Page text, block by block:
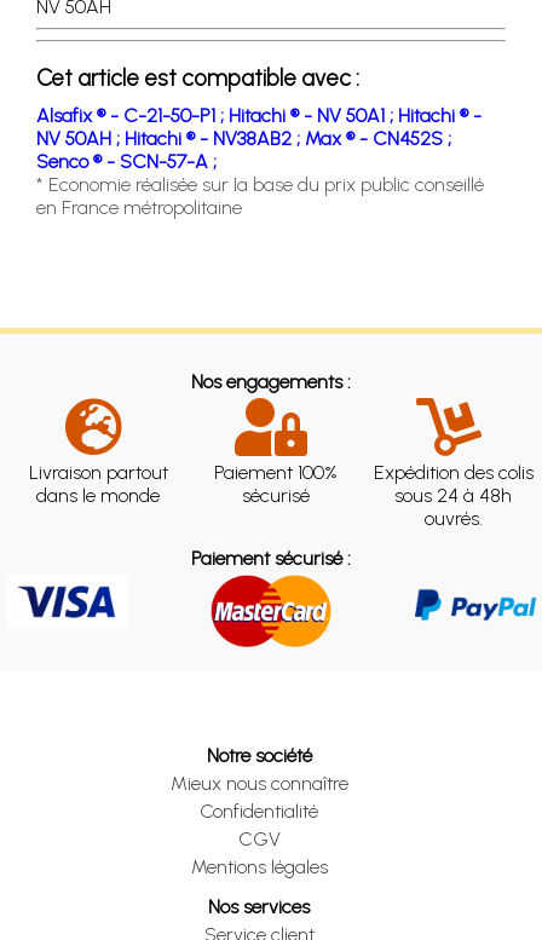
NV 50AH
Cet article est compatible avec :
Alsafix ® - C-21-50-P1 ; Hitachi ® - NV 50A1 ; Hitachi ® -
NV 50AH ; Hitachi ® - NV38AB2 ; Max ® - CN452S ;
Senco ® - SCN-57-A ;
* Economie réalisée sur la base du prix public conseillé
en France métropolitaine
Nos engagements :
Livraison partout
dans le monde
Paiement 100%
sécurisé
Expédition des colis
sous 24 à 48h
ouvrés.
Paiement sécurisé :
Notre société
Mieux nous connaître
Confidentialité
CGV
Mentions légales
Nos services
Service client